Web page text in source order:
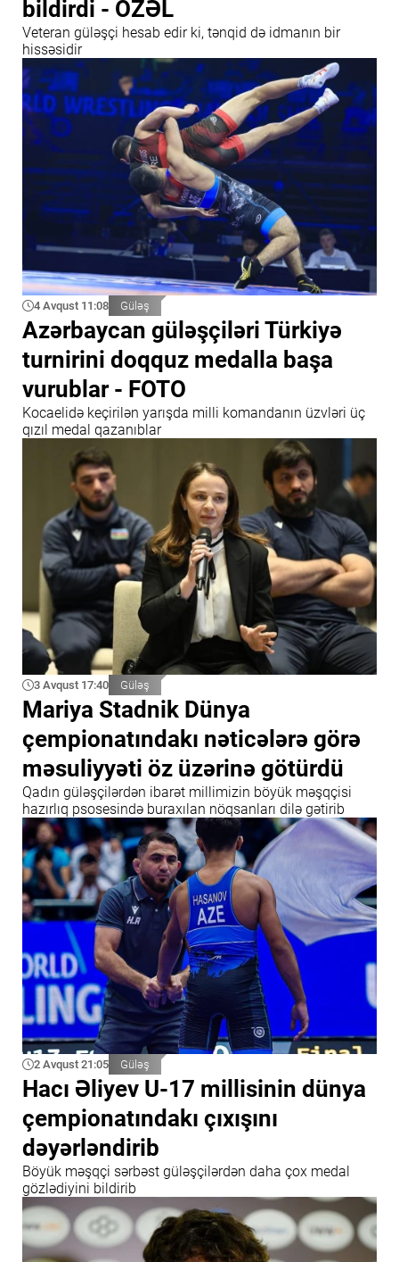
bildirdi - ÖZƏL
Veteran güləşçi hesab edir ki, tənqid də idmanın bir
hissəsidir
4 Avqust 11:08 Güləş
Azərbaycan güləşçiləri Türkiyə
turnirini doqquz medalla başa
vurublar - FOTO
Kocaelidə keçirilən yarışda milli komandanın üzvləri üç
qızıl medal qazanıblar
3 Avqust 17:40 Güləş
Mariya Stadnik Dünya
çempionatındakı nəticələrə görə
məsuliyyəti öz üzərinə götürdü
Qadın güləşçilərdən ibarət millimizin böyük məşqçisi
hazırlıq psosesində buraxılan nöqsanları dilə gətirib
2 Avqust 21:05 Güləş
Hacı Əliyev U-17 millisinin dünya
çempionatındakı çıxışını
dəyərləndirib
Böyük məşqçi sərbəst güləşçilərdən daha çox medal
gözlədiyini bildirib